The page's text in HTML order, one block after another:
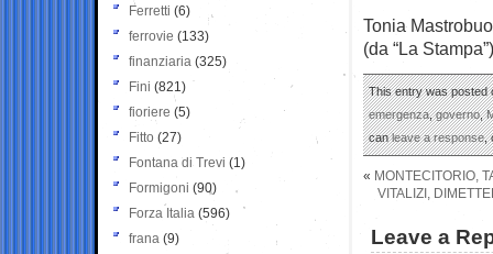
Tonia
(da “La Stampa”)
This entry was posted
emergenza,governo,
canleave a response,
« MONTECITORIO,
VITALIZI,
Leave a
Ferretti (6)
ferrovie (133)
finanziaria (325)
Fini (821)
fioriere (5)
Fitto (27)
Fontana di Trevi (1)
Formigoni (90)
Forza Italia (596)
frana (9)